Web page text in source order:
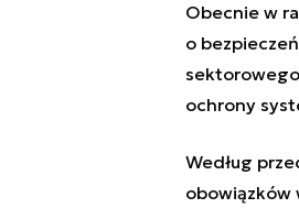
Obecnie w
o
sektorowego
ochrony
Według
obowiązków